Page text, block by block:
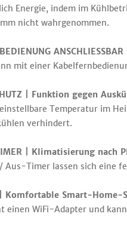
Energie, indem im
nicht wahrgenommen.
ANSCHLIESSBAR
mit einer
| Funktion gegen
Temperatur im
verhindert.
| Klimatisierung nach
Aus-Timer lassen sich eine
| Komfortable Smart-Home-
einen WiFi-Adapter und